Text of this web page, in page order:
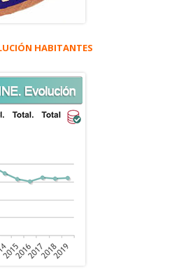
HABITANTES